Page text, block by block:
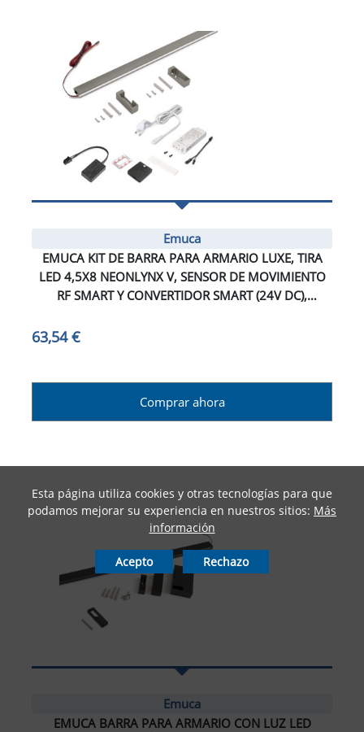
Emuca
EMUCA KIT DE BARRA PARA ARMARIO LUXE, TIRA
LED 4,5X8 NEONLYNX V, SENSOR DE MOVIMIENTO
RF SMART Y CONVERTIDOR SMART (24V DC),
63,54 €
Comprar ahora
Emuca
EMUCA BARRA PARA ARMARIO CON LUZ LED
Esta página utiliza cookies y otras tecnologías para que
podamos mejorar su experiencia en nuestros sitios: Más
información
Acepto Rechazo